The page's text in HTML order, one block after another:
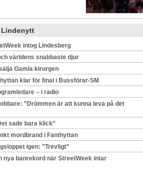
Lindenytt
intog Lindesberg
världens snabbaste djur
Gamla kirurgen
klar för final i Bussförar-SM
– i radio
”Drömmen är att kunna leva på det
sade bara klick”
mordbrand i Fanthyttan
igen: ”Trevligt”
nya banrekord när StreetWeek intar